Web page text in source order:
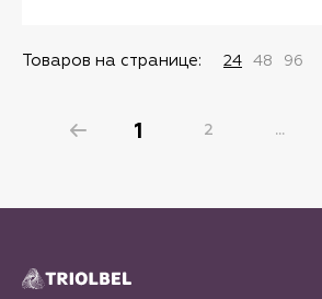
Товаров на странице: 24 48 96
1 2 ...